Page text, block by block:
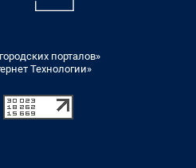
порталов»
Технологии»